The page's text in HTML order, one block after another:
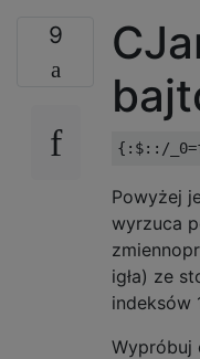
9
Powyżej
wyrzuca
igła) ze
indeksów
Wypróbuj